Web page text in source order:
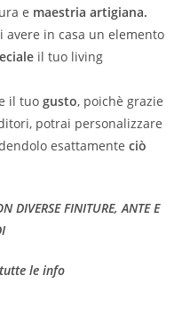
e maestria artigiana.
in casa un elemento
il tuo living
il tuogusto, poichè grazie
potrai personalizzare
esattamenteciò
DIVERSE FINITURE, ANTE E
le info